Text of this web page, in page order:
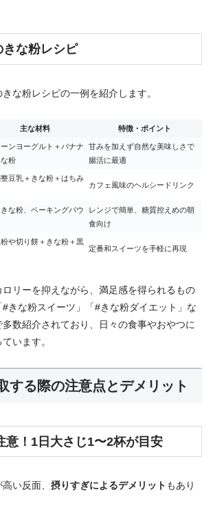
な粉レシピ
な粉レシピの一例を紹介します。
主な材料 特徴・ポイント
ンヨーグルト＋バナナ
な粉
甘みを加えず自然な美味しさで
腸活に最適
豆乳＋きな粉＋はちみ
カフェ風味のヘルシードリンク
な粉、ベーキングパウ
レンジで簡単、糖質控えめの朝
食向け
や切り餅＋きな粉＋黒
定番和スイーツを手軽に再現
リーを抑えながら、満足感を得られるもの
きな粉スイーツ」「#きな粉ダイエット」な
数紹介されており、日々の食事やおやつに
います。
する際の注意点とデメリット
意！1日大さじ1〜2杯が目安
い反面、 摂りすぎによるデメリット もあり